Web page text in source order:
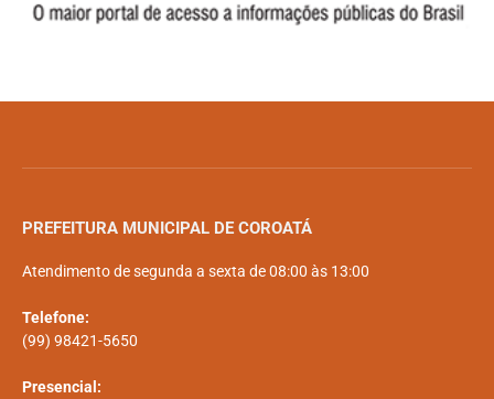
PREFEITURA MUNICIPAL DE COROATÁ
Atendimento de segunda a sexta de 08:00 às 13:00
Telefone:
(99) 98421-5650
Presencial: